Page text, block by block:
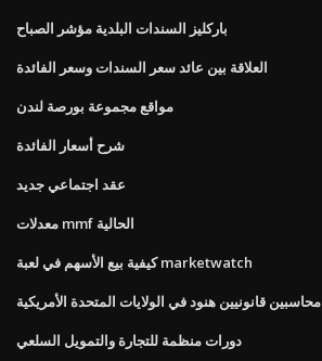
باركليز السندات البلدية مؤشر الصباح
العلاقة بين عائد سعر السندات وسعر الفائدة
مواقع مجموعة بورصة لندن
شرح أسعار الفائدة
عقد اجتماعي جديد
معدلات mmf الحالية
كيفية بيع الأسهم في لعبة marketwatch
محاسبين قانونيين هنود في الولايات المتحدة الأمريكية
دورات منظمة للتجارة والتمويل السلعي